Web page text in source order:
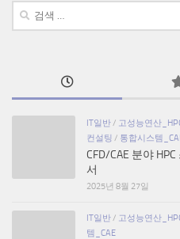
검
IT일반 / 고성능연산
컨설팅 / 통합시스템
CFD/CAE 분야
서
2025년 8월 27일
IT일반 / 고성능연산
템_CAE